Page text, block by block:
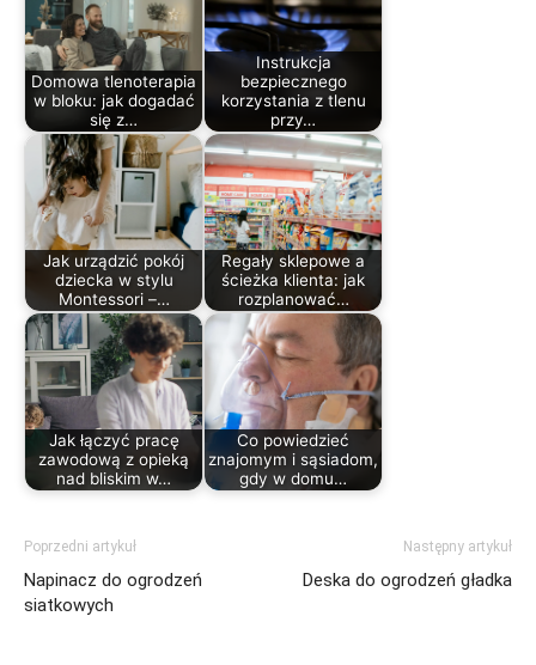
Domowa tlenoterapia
w bloku: jak dogadać
się z…
Instrukcja
bezpiecznego
korzystania z tlenu
przy…
Jak urządzić pokój
dziecka w stylu
Montessori –…
Regały sklepowe a
ścieżka klienta: jak
rozplanować…
Jak łączyć pracę
zawodową z opieką
nad bliskim w…
Co powiedzieć
znajomym i sąsiadom,
gdy w domu…
Poprzedni artykuł
Napinacz do ogrodzeń
siatkowych
Następny artykuł
Deska do ogrodzeń gładka